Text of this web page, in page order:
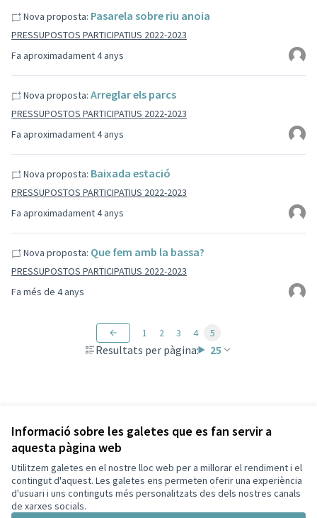
Informació sobre les galetes que es fan servir a
aquesta pàgina web
Utilitzem galetes en el nostre lloc web per a millorar el rendiment i el
contingut d'aquest. Les galetes ens permeten oferir una experiència
d'usuari i uns continguts més personalitzats des dels nostres canals
de xarxes socials.
Fa aproximadament 4 anys
Nova proposta: Pasarela sobre riu anoia
PRESSUPOSTOS PARTICIPATIUS 2022-2023
Fa aproximadament 4 anys
Nova proposta: Arreglar els parcs
PRESSUPOSTOS PARTICIPATIUS 2022-2023
Fa aproximadament 4 anys
Nova proposta: Baixada estació
PRESSUPOSTOS PARTICIPATIUS 2022-2023
Fa més de 4 anys
Nova proposta: Que fem amb la bassa?
PRESSUPOSTOS PARTICIPATIUS 2022-2023
Resultats per pàgina: 25
1 2 3 4 5
Termes i condicions d'ús
Configuració de les galetes
Capellades a X
(Enllaç extern)
Capellades a Facebook
(Enllaç extern)
Triar la llenguaElegir el idioma